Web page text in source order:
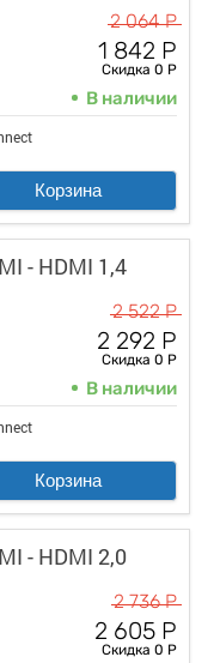
2 064 Р
1 842 Р
Скидка 0 Р
В наличии
Корзина
- HDMI 1,4
2 522 Р
2 292 Р
Скидка 0 Р
В наличии
Корзина
- HDMI 2,0
2 736 Р
2 605 Р
Скидка 0 Р